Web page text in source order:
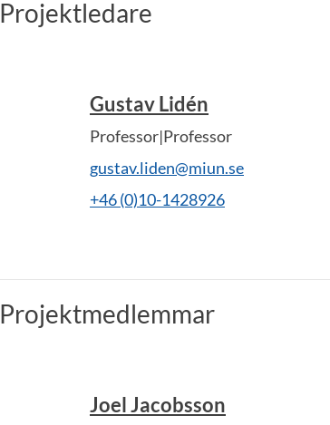
Projektledare
Gustav Lidén
Professor|Professor
gustav.liden@miun.se
+46 (0)10-1428926
Projektmedlemmar
Joel Jacobsson